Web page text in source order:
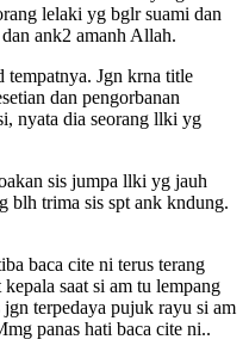
lelaki yg bglr suami dan
ank2 amanh Allah.
tempatnya. Jgn krna title
dan pengorbanan
nyata dia seorang llki yg
sis jumpa llki yg jauh
blh trima sis spt ank kndung.
baca cite ni terus terang
saat si am tu lempang
terpedaya pujuk rayu si am
panas hati baca cite ni..